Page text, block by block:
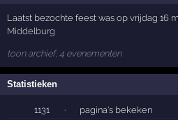
Laatst bezochte feest was op vrijdag 16
Middelburg
toon archief, 4 evenementen
Statistieken
1131 ·
pagina's bekeken